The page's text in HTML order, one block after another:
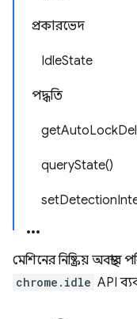
প্রকারভেদ
IdleState
পদ্ধতি
queryState()
মেশিনের নিষ্ক্রিয়
chrome.idle API